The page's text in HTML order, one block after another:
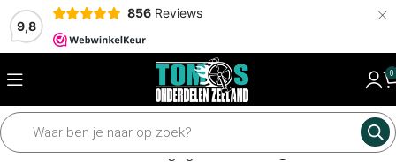
9,8
856 Reviews ×
0
Home Framedelen Bevestiging materiaal Ringen